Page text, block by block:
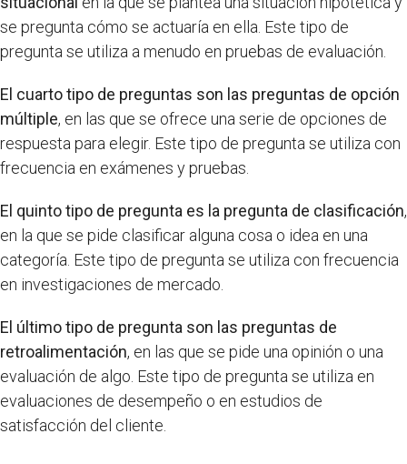
se pregunta cómo se actuaría en ella. Este tipo de
pregunta se utiliza a menudo en pruebas de evaluación.
El cuarto tipo de preguntas son las preguntas de opción
múltiple, en las que se ofrece una serie de opciones de
respuesta para elegir. Este tipo de pregunta se utiliza con
frecuencia en exámenes y pruebas.
El quinto tipo de pregunta es la pregunta de clasificación,
en la que se pide clasificar alguna cosa o idea en una
categoría. Este tipo de pregunta se utiliza con frecuencia
en investigaciones de mercado.
El último tipo de pregunta son las preguntas de
retroalimentación, en las que se pide una opinión o una
evaluación de algo. Este tipo de pregunta se utiliza en
evaluaciones de desempeño o en estudios de
satisfacción del cliente.